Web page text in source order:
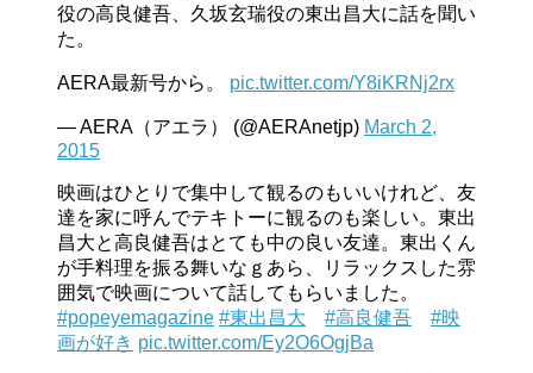
役の高良健吾、久坂玄瑞役の東出昌大に話を聞い
た。
AERA最新号から。 pic.twitter.com/Y8iKRNj2rx
— AERA（アエラ） (@AERAnetjp) March 2,
2015
映画はひとりで集中して観るのもいいけれど、友
達を家に呼んでテキトーに観るのも楽しい。東出
昌大と高良健吾はとても中の良い友達。東出くん
が手料理を振る舞いなｇあら、リラックスした雰
囲気で映画について話してもらいました。
#popeyemagazine #東出昌大 #高良健吾
#映
画が好き pic.twitter.com/Ey2O6OgjBa